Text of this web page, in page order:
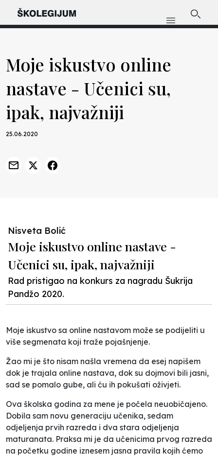
Moje iskustvo online
nastave - Učenici su,
ipak, najvažniji
25.06.2020
Nisveta Bolić
Moje iskustvo online nastave -
Učenici su, ipak, najvažniji
Rad pristigao na konkurs za nagradu Šukrija
Pandžo 2020.
Moje iskustvo sa online nastavom može se podijeliti u
više segmenata koji traže pojašnjenje.
Žao mi je što nisam našla vremena da esej napišem
dok je trajala online nastava, dok su dojmovi bili jasni,
sad se pomalo gube, ali ću ih pokušati oživjeti.
Ova školska godina za mene je počela neuobičajeno.
Dobila sam novu generaciju učenika, sedam
odjeljenja prvih razreda i dva stara odjeljenja
maturanata. Praksa mi je da učenicima prvog razreda
na početku godine iznesem jasna pravila kojih ćemo